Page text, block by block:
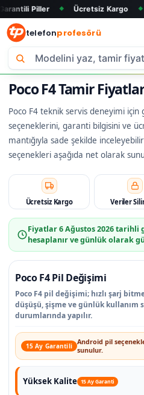
◆ Ücretsiz Kargo ◆ Telefon
telefonprofesörü
Poco F4 Tamir
Poco F4 teknik servis deneyimi için
seçeneklerini, garanti bilgisini ve
mantığıyla sade şekilde
seçenekleri aşağıda net olarak
Ücretsiz Kargo Veriler
Fiyatlar6 Ağustos 2026tarihli
hesaplanır ve günlük olarak
Poco F4 Pil Değişimi
Poco F4 pil değişimi; hızlı şarj
düşüşü, şişme ve günlük kullanım
durumlarında yapılır.
15 Ay Garantili Android pil
sunulur.
Yüksek Kalite 15 Ay Garanti